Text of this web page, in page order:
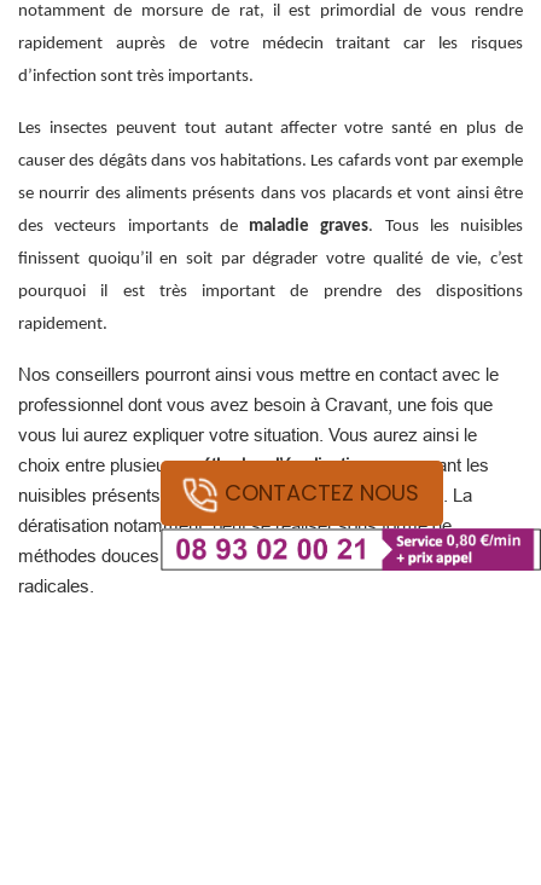
CONTACTEZ NOUS
notamment de morsure de rat, il est primordial de vous rendre
rapidement auprès de votre médecin traitant car les risques
d’infection sont très importants.
Les insectes peuvent tout autant affecter votre santé en plus de
causer des dégâts dans vos habitations. Les cafards vont par exemple
se nourrir des aliments présents dans vos placards et vont ainsi être
des vecteurs importants de maladie graves. Tous les nuisibles
finissent quoiqu’il en soit par dégrader votre qualité de vie, c’est
pourquoi il est très important de prendre des dispositions
rapidement.
Nos conseillers pourront ainsi vous mettre en contact avec le
professionnel dont vous avez besoin à Cravant, une fois que
vous lui aurez expliquer votre situation. Vous aurez ainsi le
choix entre plusieursméthodes d’éradicationconcernant les
nuisibles présents dans vos locaux ou votre habitation. La
dératisation notamment, peut se réaliser sous forme de
méthodes douces ou au contraire, de méthodes bien plus
radicales.